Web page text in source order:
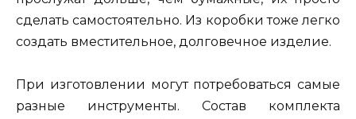
сделать самостоятельно. Из коробки тоже легко
создать вместительное, долговечное изделие.
При изготовлении могут потребоваться самые
разные инструменты. Состав комплекта